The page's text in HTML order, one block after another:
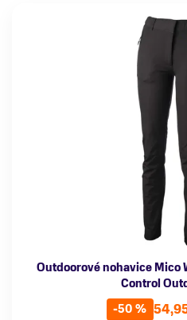
Outdoorové nohavice Mico
Control
-50 %